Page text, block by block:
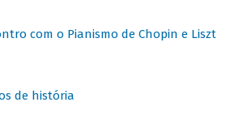
com o Pianismo de Chopin e Liszt
de história